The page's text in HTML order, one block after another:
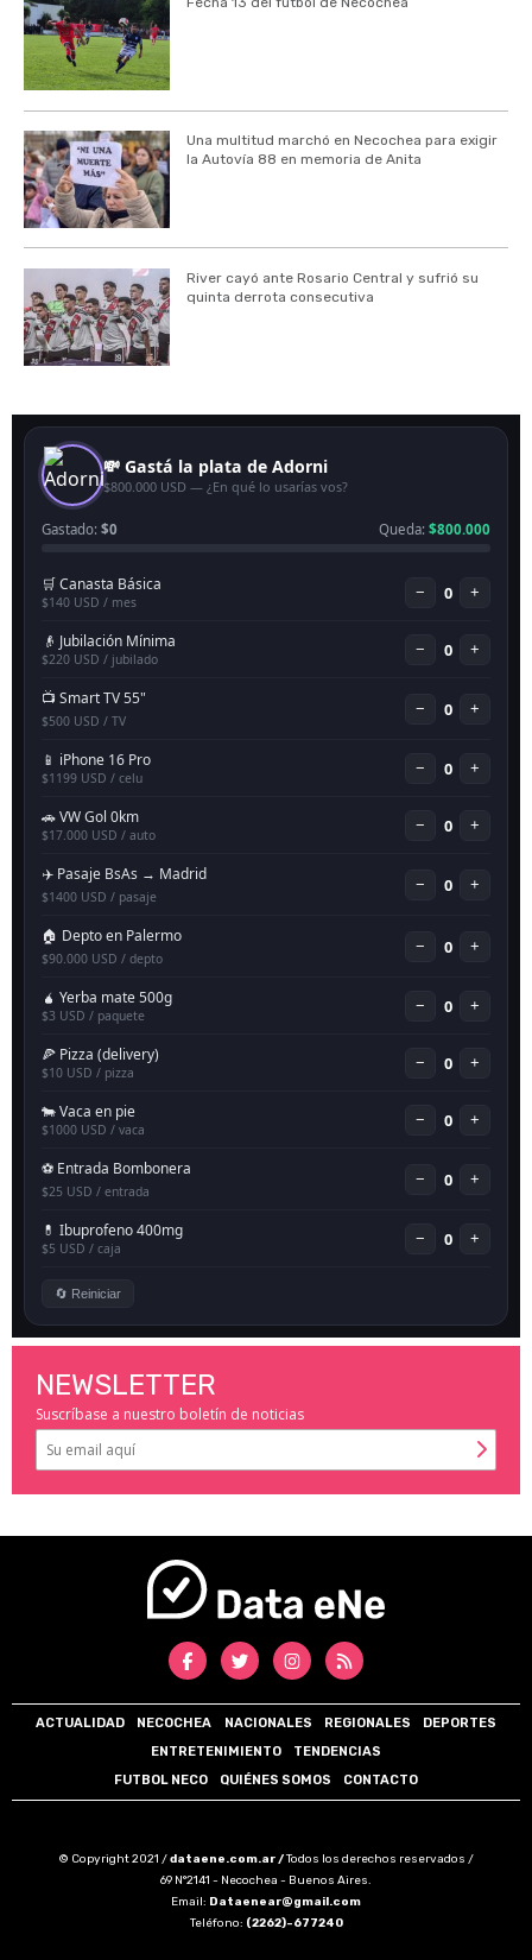
Una multitud marchó en Necochea para exigir
la Autovía 88 en memoria de Anita
River cayó ante Rosario Central y sufrió su
quinta derrota consecutiva
NEWSLETTER
Suscríbase a nuestro boletín de noticias
ACTUALIDAD NECOCHEA NACIONALES REGIONALES
DEPORTES
ENTRETENIMIENTO
TENDENCIAS
FUTBOL NECO
QUIÉNES SOMOS CONTACTO
© Copyright 2021 /dataene.com.ar /Todos los derechos reservados /
69 N°2141 - Necochea - Buenos Aires.
Email: Dataenear@gmail.com
Teléfono: (2262)-677240